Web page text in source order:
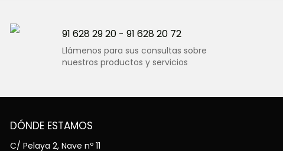
91 628 29 20 - 91 628 20 72
Llámenos para sus consultas sobre
nuestros productos y servicios
DÓNDE ESTAMOS
C/ Pelaya 2, Nave nº 11